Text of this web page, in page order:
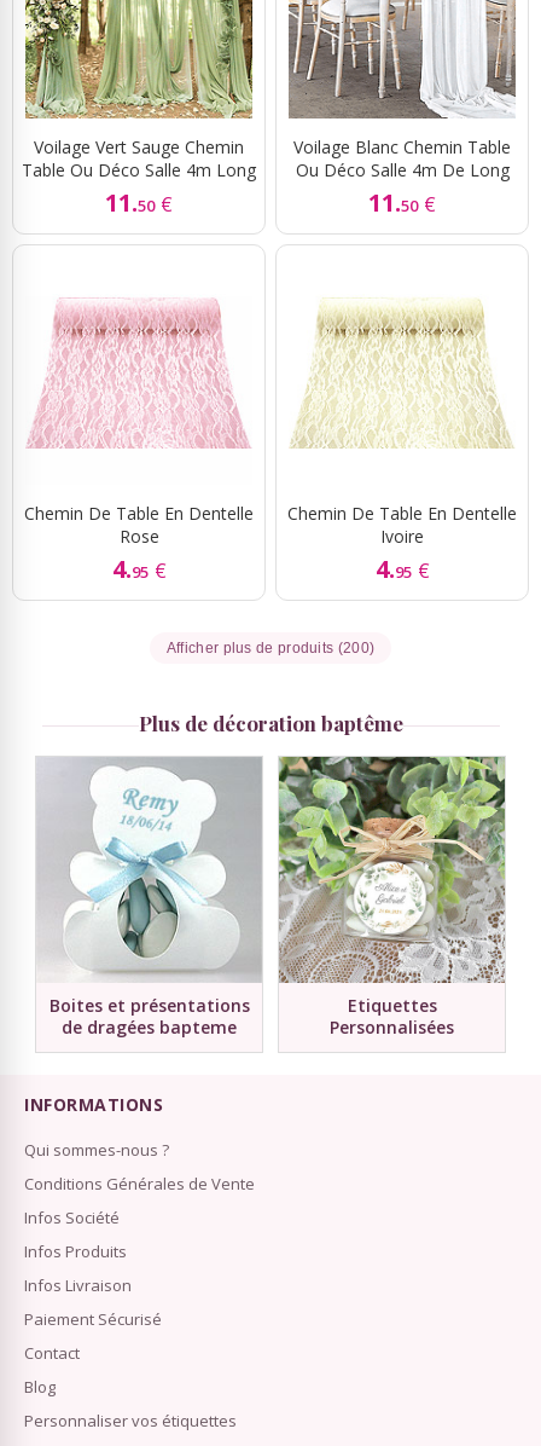
Voilage Vert Sauge Chemin
Table Ou Déco Salle 4m Long
11.50 €
Voilage Blanc Chemin Table
Ou Déco Salle 4m De Long
11.50 €
Chemin De Table En Dentelle
Rose
4.95 €
Chemin De Table En Dentelle
Ivoire
4.95 €
Afficher plus de produits (200)
Plus de décoration baptême
Boites et présentations
de dragées bapteme
Etiquettes
Personnalisées
INFORMATIONS
Qui sommes-nous ?
Conditions Générales de Vente
Infos Société
Infos Produits
Infos Livraison
Paiement Sécurisé
Contact
Blog
Personnaliser vos étiquettes